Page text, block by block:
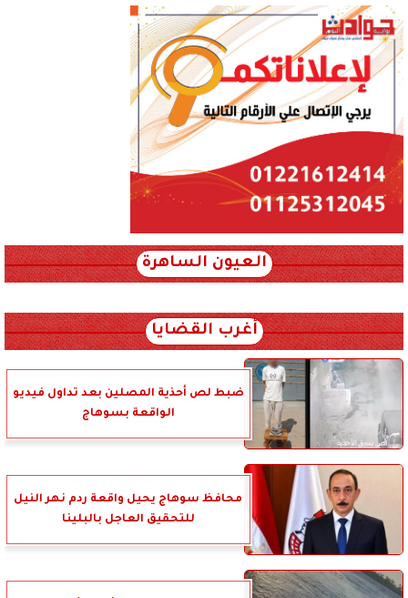
العيون الساهرة
أغرب القضايا
ضبط لص أحذية المصلين بعد تداول فيديو
الواقعة بسوهاج
محافظ سوهاج يحيل واقعة ردم نهر النيل
للتحقيق العاجل بالبلينا